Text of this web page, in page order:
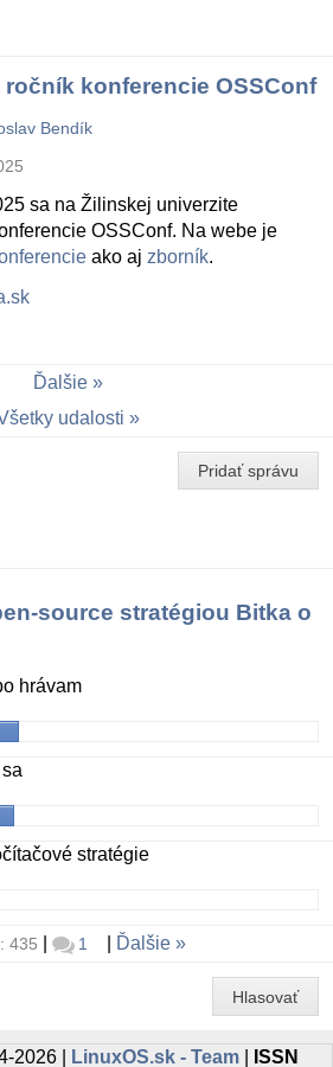
konferencie OSSConf
Bendík
sa na Žilinskej univerzite
OSSConf. Na webe je
ako aj zborník.
Ďalšie
udalosti
Pridať správu
source stratégiou Bitka o
hrávam
stratégie
435 1 Ďalšie
Hlasovať
2026 | LinuxOS.sk - Team| ISSN